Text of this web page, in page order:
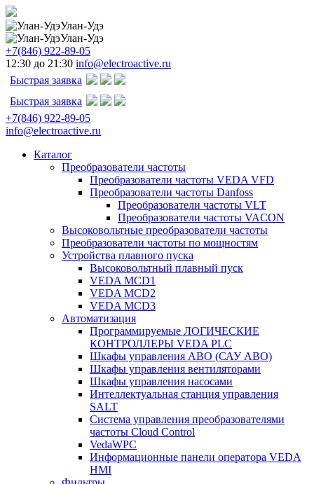
Улан-Удэ
Улан-Удэ
+7(846) 922-89-05
12:30 до 21:30 info@electroactive.ru
Быстрая заявка
Быстрая заявка
+7(846) 922-89-05
info@electroactive.ru
Каталог
Преобразователи частоты
Преобразователи частоты VEDA VFD
Преобразователи частоты Danfoss
Преобразователи частоты VLT
Преобразователи частоты VACON
Высоковольтные преобразователи частоты
Преобразователи частоты по мощностям
Устройства плавного пуска
Высоковольтный плавный пуск
VEDA MCD1
VEDA MCD2
VEDA MCD3
Автоматизация
Программируемые ЛОГИЧЕСКИЕ
КОНТРОЛЛЕРЫ VEDA PLC
Шкафы управления АВО (САУ АВО)
Шкафы управления вентиляторами
Шкафы управления насосами
Интеллектуальная станция управления
SALT
Система управления преобразователями
частоты Cloud Control
VedaWPC
Информационные панели оператора VEDA
HMI